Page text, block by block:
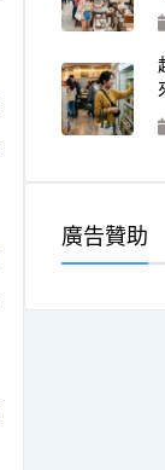
廣告贊助